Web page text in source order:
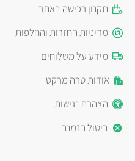
תקנון רכישה באתר
מדיניות החזרות והחלפות
מידע על משלוחים
אודות טרה מרקט
הצהרת נגישות
ביטול הזמנה